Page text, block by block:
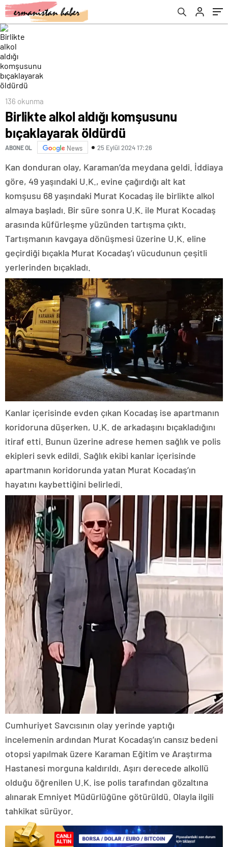
136 okunma
Birlikte alkol aldığı komşusunu
bıçaklayarak öldürdü
ABONE OL News 25 Eylül 2024 17:26
Kan donduran olay, Karaman’da meydana geldi. İddiaya
göre, 49 yaşındaki U.K., evine çağırdığı alt kat
komşusu 68 yaşındaki Murat Kocadaş ile birlikte alkol
almaya başladı. Bir süre sonra U.K. ile Murat Kocadaş
arasında küfürleşme yüzünden tartışma çıktı.
Tartışmanın kavgaya dönüşmesi üzerine U.K. eline
geçirdiği bıçakla Murat Kocadaş’ı vücudunun çeşitli
yerlerinden bıçakladı.
Kanlar içerisinde evden çıkan Kocadaş ise apartmanın
koridoruna düşerken, U.K. de arkadaşını bıçakladığını
itiraf etti. Bunun üzerine adrese hemen sağlık ve polis
ekipleri sevk edildi. Sağlık ekibi kanlar içerisinde
apartmanın koridorunda yatan Murat Kocadaş’ın
hayatını kaybettiğini belirledi.
Cumhuriyet Savcısının olay yerinde yaptığı
incelemenin ardından Murat Kocadaş’ın cansız bedeni
otopsi yapılmak üzere Karaman Eğitim ve Araştırma
Hastanesi morguna kaldırıldı. Aşırı derecede alkollü
olduğu öğrenilen U.K. ise polis tarafından gözaltına
alınarak Emniyet Müdürlüğüne götürüldü. Olayla ilgili
tahkikat sürüyor.